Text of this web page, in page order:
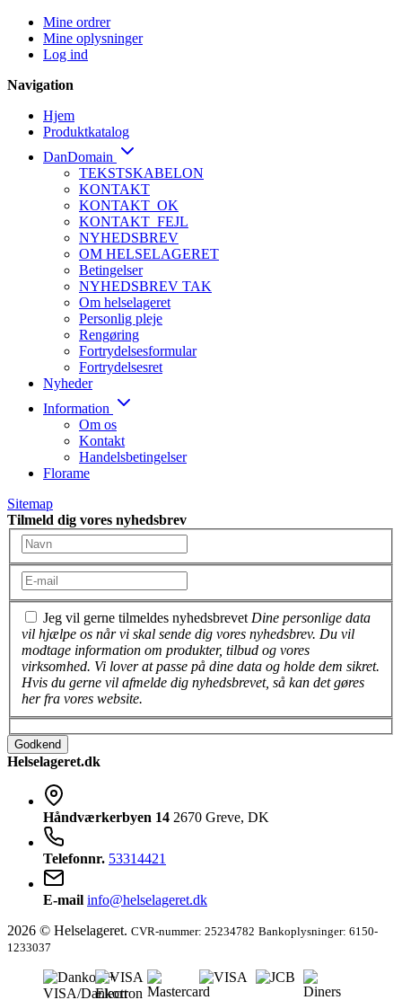
Mine ordrer
Mine oplysninger
Log ind
Navigation
Hjem
Produktkatalog
DanDomain
TEKSTSKABELON
KONTAKT
KONTAKT_OK
KONTAKT_FEJL
NYHEDSBREV
OM HELSELAGERET
Betingelser
NYHEDSBREV TAK
Om helselageret
Personlig pleje
Rengøring
Fortrydelsesformular
Fortrydelsesret
Nyheder
Information
Om os
Kontakt
Handelsbetingelser
Florame
Sitemap
Tilmeld dig vores nyhedsbrev
Jeg vil gerne tilmeldes nyhedsbrevet Dine personlige data
vil hjælpe os når vi skal sende dig vores nyhedsbrev. Du vil
modtage information om produkter, tilbud og vores
virksomhed. Vi lover at passe på dine data og holde dem sikret.
Hvis du gerne vil afmelde dig nyhedsbrevet, så kan det gøres
her fra vores website.
Godkend
Helselageret.dk
Håndværkerbyen 14 2670 Greve, DK
Telefonnr. 53314421
E-mail info@helselageret.dk
2026 © Helselageret. CVR-nummer: 25234782 Bankoplysninger: 6150-
1233037